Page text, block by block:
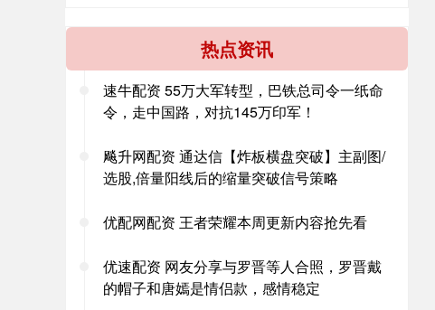
热点资讯
速牛配资 55万大军转型，巴铁总司令一纸命
令，走中国路，对抗145万印军！
飚升网配资 通达信【炸板横盘突破】主副图/
选股,倍量阳线后的缩量突破信号策略
优配网配资 王者荣耀本周更新内容抢先看
优速配资 网友分享与罗晋等人合照，罗晋戴
的帽子和唐嫣是情侣款，感情稳定